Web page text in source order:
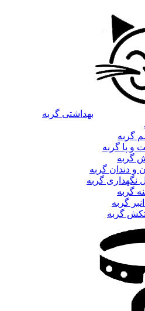
بهداشتی گربه
گربه
و پا گربه
گربه
و دندان گربه
گربه
گربه
گربه
گربه